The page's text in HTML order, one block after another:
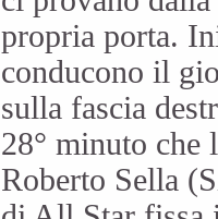
propria porta.
conducono il
sulla fascia
28° minuto che
Roberto Sella